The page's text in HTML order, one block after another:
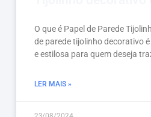
O que é Papel de Parede
de parede tijolinho decorativo
e estilosa para quem deseja
LER MAIS »